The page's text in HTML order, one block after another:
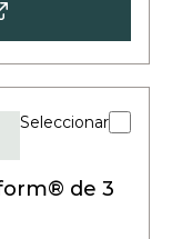
Seleccionar
de 3